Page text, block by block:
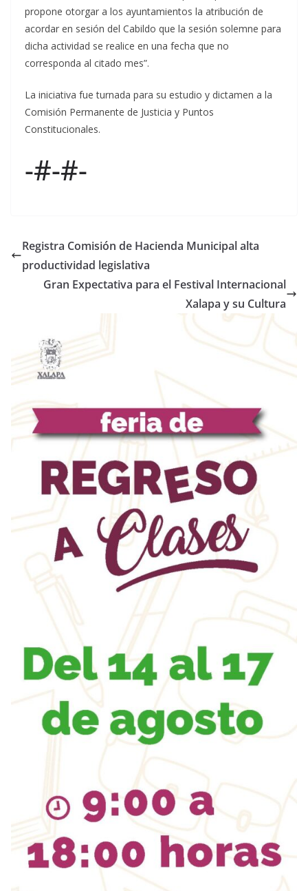
propone otorgar a los ayuntamientos la atribución de
acordar en sesión del Cabildo que la sesión solemne para
dicha actividad se realice en una fecha que no
corresponda al citado mes”.
La iniciativa fue turnada para su estudio y dictamen a la
Comisión Permanente de Justicia y Puntos
Constitucionales.
-#-#-
Registra Comisión de Hacienda Municipal alta
productividad legislativa
Gran Expectativa para el Festival Internacional
Xalapa y su Cultura